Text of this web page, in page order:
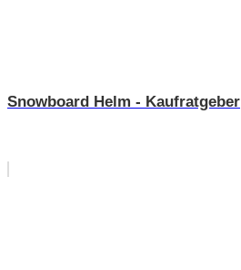
Snowboard Helm - Kaufratgeber